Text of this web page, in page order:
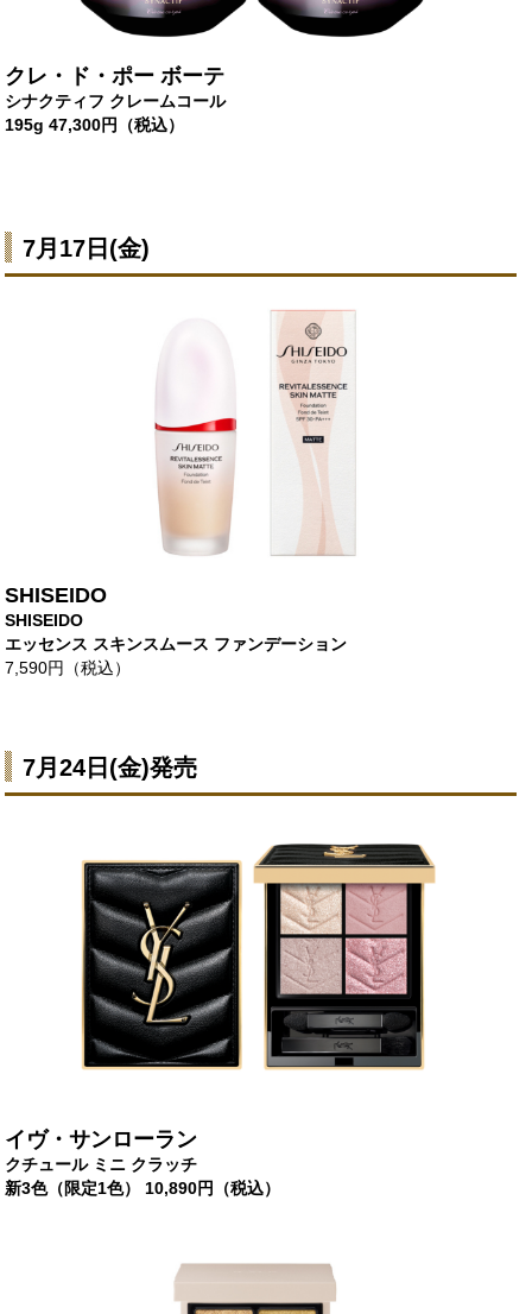
クレ・ド・ポー ボーテ
シナクティフ クレームコール
195g 47,300円（税込）
7月17日 (金)
SHISEIDO
SHISEIDO
エッセンス スキンスムース ファンデーション
7,590円（税込）
7月24日(金)発売
イヴ・サンローラン
クチュール ミニ クラッチ
新3色（限定1色） 10,890円（税込）